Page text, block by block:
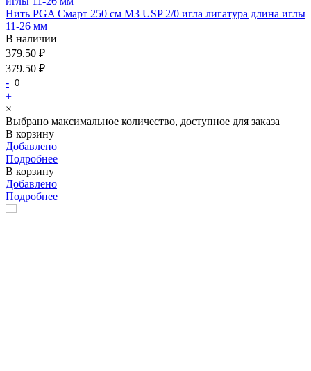
Нить PGA Смарт 250 см М3 USP 2/0 игла лигатура длина иглы
11-26 мм
В наличии
379.50 ₽
379.50 ₽
-
+
×
Выбрано максимальное количество, доступное для заказа
В корзину
Добавлено
Подробнее
В корзину
Добавлено
Подробнее